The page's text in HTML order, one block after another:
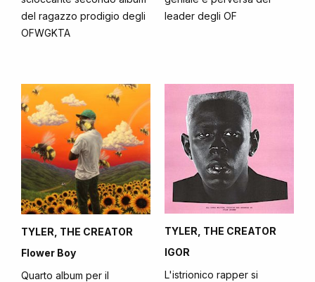
del ragazzo prodigio degli
OFWGKTA
leader degli OF
TYLER, THE CREATOR
Flower Boy
Quarto album per il
TYLER, THE CREATOR
IGOR
L'istrionico rapper si